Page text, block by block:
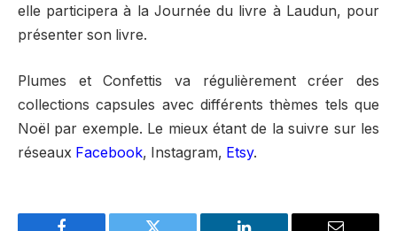
elle participera à la Journée du livre à Laudun, pour
présenter son livre.
Plumes et Confettis va régulièrement créer des
collections capsules avec différents thèmes tels que
Noël par exemple. Le mieux étant de la suivre sur les
réseaux Facebook, Instagram, Etsy.